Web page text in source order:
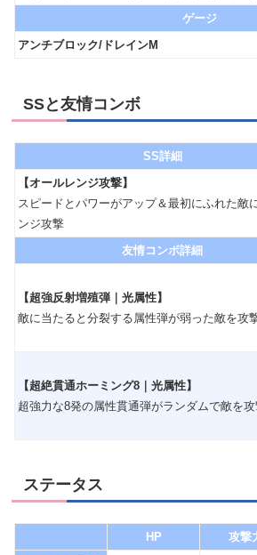
ゲージ
アンチブロック/ドレインM
SSと友情コンボ
SS詳細
【オールレンジ攻撃】
スピードとパワーがアップ＆最初にふれた敵
ンジ攻撃
友情コンボ詳細
【超強反射増殖弾｜光属性】
敵に当たると分裂する属性弾が弱った敵を攻
【超絶貫通ホーミング8｜光属性】
超強力な8発の属性貫通弾がランダムで敵を
ステータス
HP 攻撃